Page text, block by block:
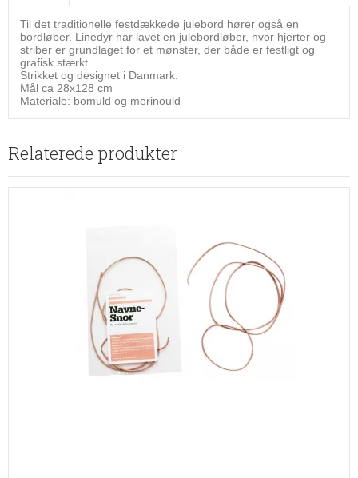
Til det traditionelle festdækkede julebord hører også en
bordløber. Linedyr har lavet en julebordløber, hvor hjerter og
striber er grundlaget for et mønster, der både er festligt og
grafisk stærkt.
Strikket og designet i Danmark.
Mål ca 28x128 cm
Materiale: bomuld og merinould
Relaterede produkter